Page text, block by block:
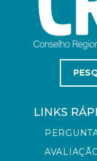
LINKS